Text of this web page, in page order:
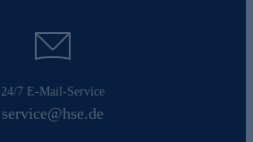
24/7 E-Mail-Service
service@hse.de